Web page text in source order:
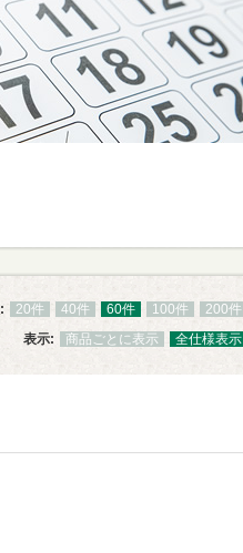
20件 40件 60件 100件
200件
表示:
商品ごとに表示 全仕様表示